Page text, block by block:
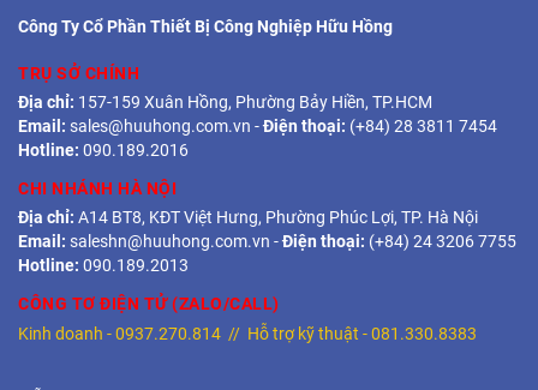
Công Ty Cổ Phần Thiết Bị Công Nghiệp Hữu Hồng
TRỤ SỞ CHÍNH
Địa chỉ: 157-159 Xuân Hồng, Phường Bảy Hiền, TP.HCM
Email: sales@huuhong.com.vn -Điện thoại: (+84) 28 3811 7454
Hotline: 090.189.2016
CHI NHÁNH HÀ NỘI
Địa chỉ: A14 BT8, KĐT Việt Hưng, Phường Phúc Lợi, TP. Hà Nội
Email: saleshn@huuhong.com.vn -Điện thoại: (+84) 24 3206 7755
Hotline: 090.189.2013
CÔNG TƠ ĐIỆN TỬ (ZALO/CALL)
Kinh doanh -0937.270.814 // Hỗ trợ kỹ thuật -081.330.8383